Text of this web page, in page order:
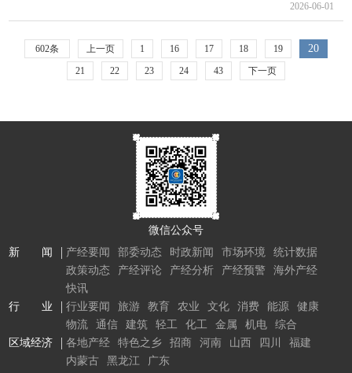
2026-06-01
602条 上一页 1 16 17 18 19 20
21 22 23 24 43 下一页
微信公众号
新 闻
产经要闻 部委动态 时政新闻 市场环境
统计数据
政策动态
产经评论 产经分析 产经预警
海外产经
快讯
行 业
行业要闻 旅游 教育 农业 文化 消费 能源
健康
物流
通信 建筑 轻工 化工 金属 机电
综合
区域经济
各地产经 特色之乡 招商 河南 山西 四川
福建
内蒙古
黑龙江 广东